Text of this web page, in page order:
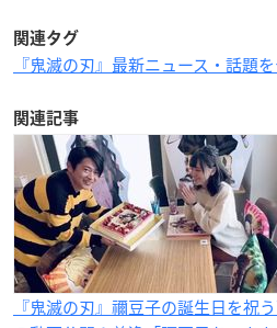
関連タグ
『鬼滅の刃』最新ニュース・話題
関連記事
『鬼滅の刃』禰豆子の誕生日を祝